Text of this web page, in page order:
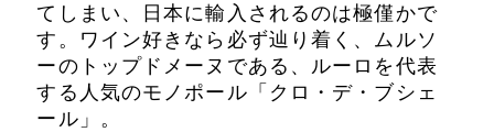
てしまい、日本に輸入されるのは極僅かで
す。ワイン好きなら必ず辿り着く、ムルソ
ーのトップドメーヌである、ルーロを代表
する人気のモノポール「 クロ・デ・ブシェ
ール 」。